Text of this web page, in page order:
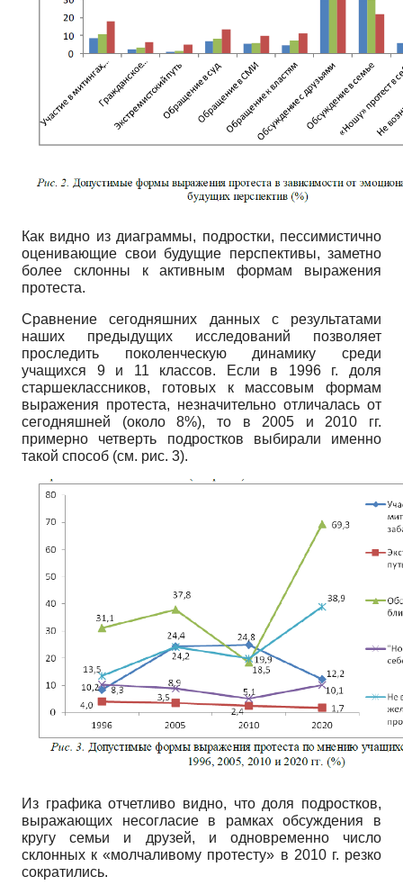
Как видно из диаграммы, подростки, пессимистично
оценивающие свои будущие перспективы, заметно
более склонны к активным формам выражения
протеста.
Сравнение сегодняшних данных с результатами
наших предыдущих исследований позволяет
проследить поколенческую динамику среди
учащихся 9 и 11 классов. Если в 1996 г. доля
старшеклассников, готовых к массовым формам
выражения протеста, незначительно отличалась от
сегодняшней (около 8%), то в 2005 и 2010 гг.
примерно четверть подростков выбирали именно
такой способ (см. рис. 3).
Из графика отчетливо видно, что доля подростков,
выражающих несогласие в рамках обсуждения в
кругу семьи и друзей, и одновременно число
склонных к «молчаливому протесту» в 2010 г. резко
сократились.